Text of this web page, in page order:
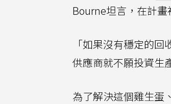
Bourne坦言，在計畫
「如果沒有穩定的
供應商就不願投資生
為了解決這個雞生蛋